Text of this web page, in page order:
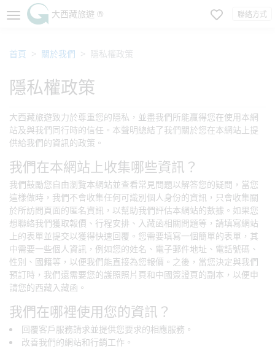
大西藏旅遊 ® 聯絡方式
首頁 關於我們 隱私權政策
隱私權政策
大西藏旅遊致力於尊重您的隱私，並盡我們所能贏得您在使用本網
站及與我們同行時的信任。本聲明總結了我們關於您在本網站上提
供給我們的資訊的政策。
我們在本網站上收集哪些資訊？
我們鼓勵您自由瀏覽本網站並查看常見問題以解答您的疑問，當您
這樣做時，我們不會收集任何可識別個人身份的資訊，只會收集關
於所訪問頁面的匿名資訊，以幫助我們評估本網站的數據。如果您
想聯絡我們獲取報價、行程安排、入藏函相關問題等，請填寫網站
上的表單並提交以獲得快速回覆。您需要填寫一個簡單的表單，其
中需要一些個人資訊，例如您的姓名、電子郵件地址、電話號碼、
性別、國籍等，以便我們能直接為您報價。之後，當您決定與我們
預訂時，我們還需要您的護照照片頁和中國簽證頁的副本，以便申
請您的西藏入藏函。
我們在哪裡使用您的資訊？
回覆客戶服務請求並提供您要求的相應服務。
改善我們的網站和行銷工作。